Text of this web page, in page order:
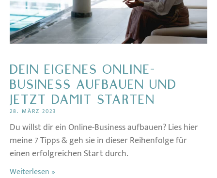
DEIN EIGENES ONLINE-
BUSINESS AUFBAUEN UND
JETZT DAMIT STARTEN
28. MÄRZ 2023
Du willst dir ein Online-Business aufbauen? Lies hier
meine 7 Tipps & geh sie in dieser Reihenfolge für
einen erfolgreichen Start durch.
Weiterlesen »